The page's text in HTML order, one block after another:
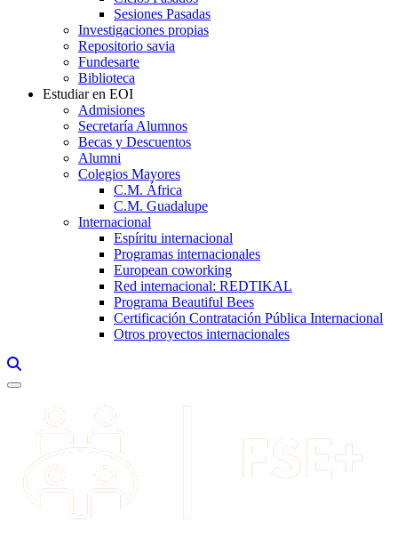
Sesiones Pasadas
Investigaciones propias
Repositorio savia
Fundesarte
Biblioteca
Estudiar en EOI
Admisiones
Secretaría Alumnos
Becas y Descuentos
Alumni
Colegios Mayores
C.M. África
C.M. Guadalupe
Internacional
Espíritu internacional
Programas internacionales
European coworking
Red internacional: REDTIKAL
Programa Beautiful Bees
Certificación Contratación Pública Internacional
Otros proyectos internacionales